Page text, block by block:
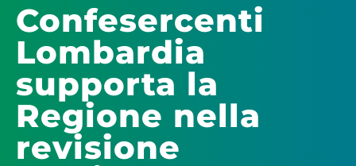
Confesercenti
Lombardia
supporta la
Regione nella
revisione